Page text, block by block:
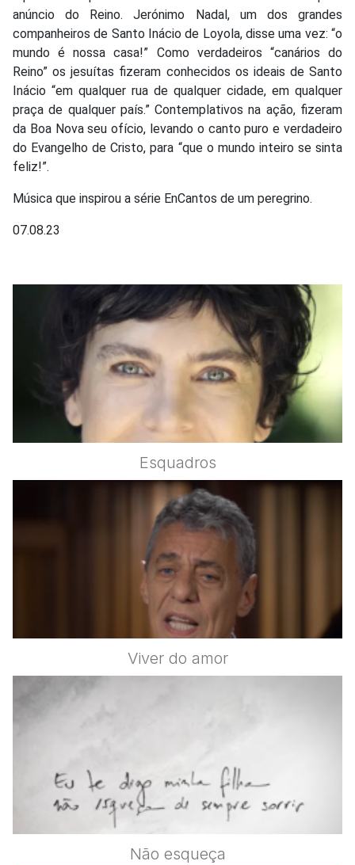
anúncio do Reino. Jerónimo Nadal, um dos grandes
companheiros de Santo Inácio de Loyola, disse uma vez: “o
mundo é nossa casa!” Como verdadeiros “canários do
Reino” os jesuítas fizeram conhecidos os ideais de Santo
Inácio “em qualquer rua de qualquer cidade, em qualquer
praça de qualquer país.” Contemplativos na ação, fizeram
da Boa Nova seu ofício, levando o canto puro e verdadeiro
do Evangelho de Cristo, para “que o mundo inteiro se sinta
feliz!”.
Música que inspirou a série EnCantos de um peregrino.
07.08.23
Esquadros
Viver do amor
Não esqueça